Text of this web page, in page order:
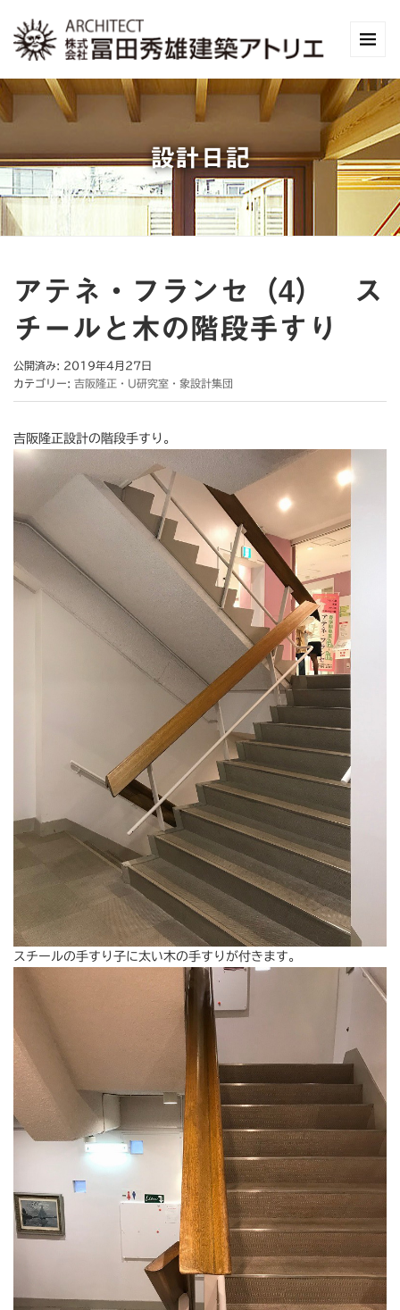
設計日記
アテネ・フランセ（4） ス
チールと木の階段手すり
公開済み: 2019年4月27日
カテゴリー: 吉阪隆正・U研究室・象設計集団
吉阪隆正設計の階段手すり。
スチールの手すり子に太い木の手すりが付きます。